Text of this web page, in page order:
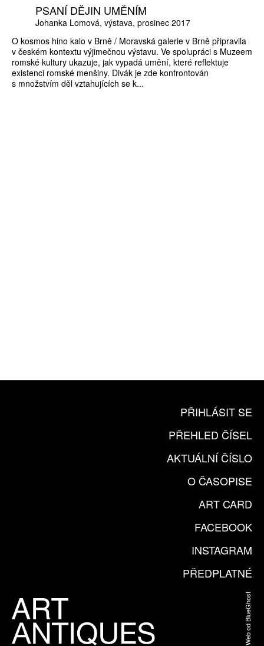
PSANÍ DĚJIN UMĚNÍM
Johanka Lomová výstava prosinec 2017
O kosmos hino kalo v Brně / Moravská galerie v Brně připravila
v českém kontextu výjimečnou výstavu. Ve spolupráci s Muzeem
romské kultury ukazuje, jak vypadá umění, které reflektuje
existenci romské menšiny. Divák je zde konfrontován
s množstvím děl vztahujících se k...
PŘIHLÁSIT SE
PŘEHLED ČÍSEL
AKTUÁLNÍ ČÍSLO
O ČASOPISE
ART CARD
FACEBOOK
INSTAGRAM
PŘEDPLATNÉ
Web od BlueGhost